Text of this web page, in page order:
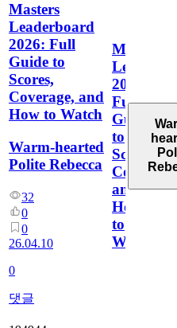
Masters
Leaderboard
2026: Full
Guide to
Scores,
Coverage, and
How to Watch
Warm-hearted
Polite Rebecca
32
0
0
26.04.10
0
댓글
Masters
2026:
Full
Guide
to
Scores,
Coverage,
and
How
to
Watch